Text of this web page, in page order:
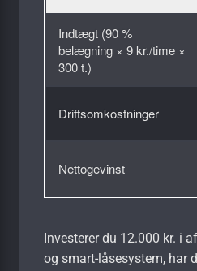
Indtægt (90 %
belægning × 9 kr./time ×
300 t.)
Driftsomkostninger
Nettogevinst
Investerer du 12.000 kr. i
og smart-låsesystem, har